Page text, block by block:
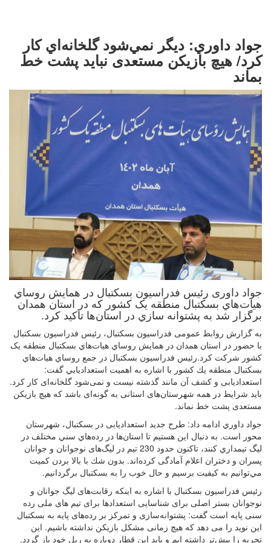
جواد داوري: ديگر نمي‌شود گلخانه‌اي كار
كرد/ هیچ بازیکن مستعدی نبايد پشت خط
بماند
جواد داوری رئیس فدراسیون بسکتبال در همايش روساي
هيات‌هاي بسکتبال منطقه یک کشور كه در استان همدان
برگزار شد به پشتوانه سازي در استان‌ها تاكيد کرد.
به گزارش روابط عمومی فدراسیون بسکتبال، رئيس فدراسيون بسكتبال
با حضور در استان همدان در همايش روساي هيات‌هاي بسکتبال منطقه یک
کشور شركت كرد.رئيس فدراسيون بسكتبال در جمع روساي هيات‌هاي
بسكتبال منطقه يك كشور با اشاره به اهميت استعداديابي گفت:
استعدادیابی و کشف آن مانند گذشته نیست و نمی‌شود گلخانه‌ای کار کرد.
باید شرایط در همه شهرستان‌های استانی به گونه‌ای باشد که هیچ بازیکن
مستعدی پشت خط نماند.
جواد داوري ادامه داد: طرح جدید استعدادیابی در بسكتبال، شهرستان
محور است. به دنبال اين هستيم تا استان‌ها در رده‌هاي سني مختلف در
ليگ تيمداري كنند، تاکنون حدود 230 تیم در لیگ‌های نوجوانان و جوانان
پسران و دختران اعلام آمادگی کرده‌اند. بدون شك با بالا بردن كميت
مي‌توانيم به كيفيت برسيم و حال خوب را به بسكتبال برگردانيم.
رئیس فدراسیون بسکتبال با اشاره به اینکه رقابت‌های لیگ جوانان و
نوجوانان بستر اصلی برای شناسایی استعدادها برای تیم های ملی رده
سنی پایه است گفت: پشتوانه‌سازی و تمرکز بر رده‌های پایه به بسکتبال
این نوید را می دهد که هیچ زمانی مشکل بازیکن نداشته باشیم. این
تجربه را پيش‌تر داشته ایم و باید این قطار دوباره به ریل خود باز گردد.